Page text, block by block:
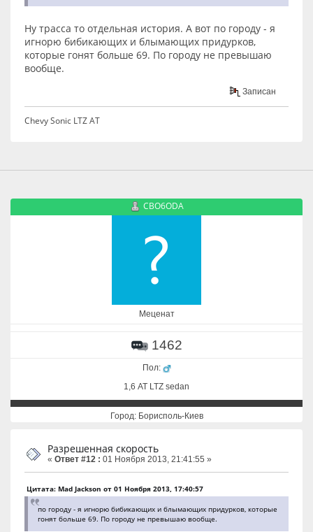
Ну трасса то отдельная история. А вот по городу - я
игнорю бибикающих и блымающих придурков,
которые гонят больше 69. По городу не превышаю
вообще.
Записан
Chevy Sonic LTZ AT
CBO6ODA
Меценат
1462
Пол:
1,6 АТ LTZ sedan
Город: Борисполь-Киев
Разрешенная скорость
« Ответ #12 : 01 Ноября 2013, 21:41:55 »
Цитата: Mad Jackson от 01 Ноября 2013, 17:40:57
по городу - я игнорю бибикающих и блымающих придурков, которые
гонят больше 69. По городу не превышаю вообще.